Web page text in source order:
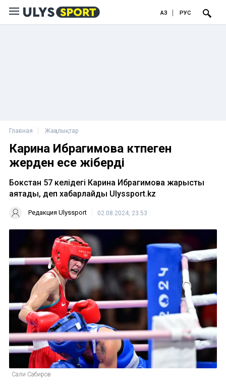
ҚАЗ РУС
Главная Жаңалықтар
Карина Ибрагимова күтпеген
жерден есе жіберді
Бокстан 57 келідегі Карина Ибрагимова жарысты
аяқтады, деп хабарлайды Ulyssport.kz
Редакция Ulyssport 02.08.2024, 23:53
Сали Сабиров